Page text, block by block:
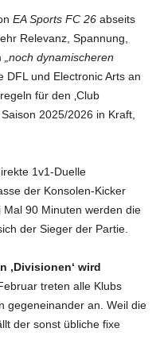
EA Sports FC 26 abseits
Relevanz, Spannung,
„noch dynamischeren
DFL und Electronic Arts an
für den ‚Club
2025/2026 in Kraft,
1v1-Duelle
der Konsolen-Kicker
90 Minuten werden die
der Sieger der Partie.
‚Divisionen‘ wird
treten alle Klubs
gegeneinander an. Weil die
der sonst übliche fixe